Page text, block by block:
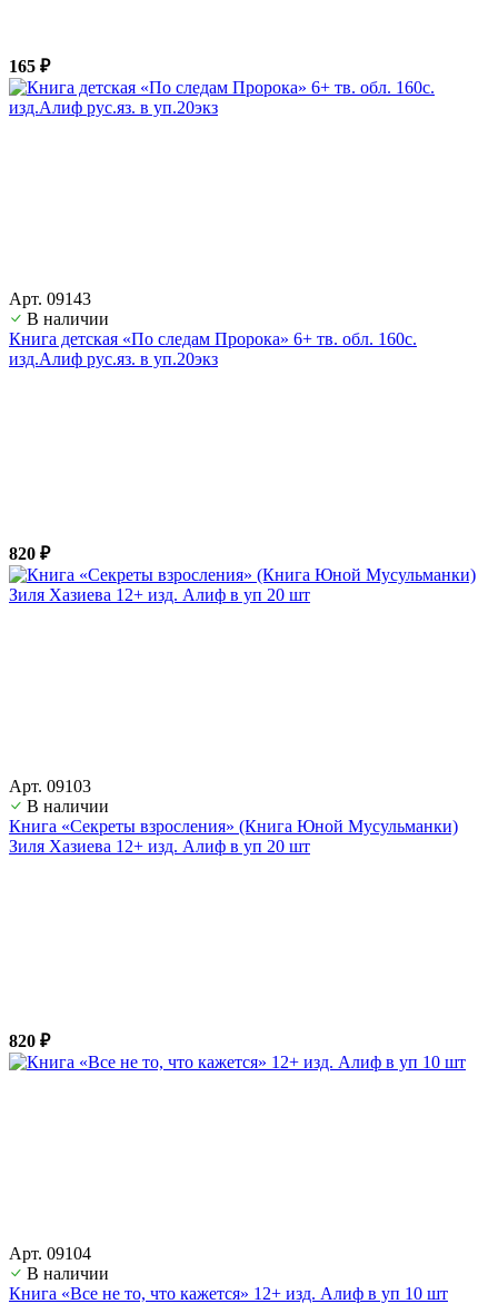
165 ₽
Арт. 09143
В наличии
Книга детская «По следам Пророка» 6+ тв. обл. 160с.
изд.Алиф рус.яз. в уп.20экз
820 ₽
Арт. 09103
В наличии
Книга «Секреты взросления» (Книга Юной Мусульманки)
Зиля Хазиева 12+ изд. Алиф в уп 20 шт
820 ₽
Арт. 09104
В наличии
Книга «Все не то, что кажется» 12+ изд. Алиф в уп 10 шт